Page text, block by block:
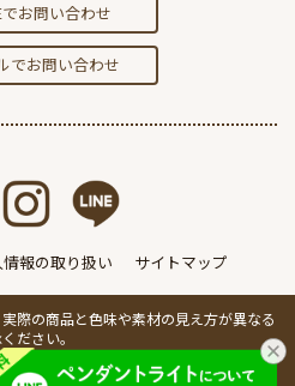
でお問い合わせ
でお問い合わせ
報の取り扱い サイトマップ
際の商品と色味や素材の見え方が異なる
ださい。
の無断転載・複製を禁止します。